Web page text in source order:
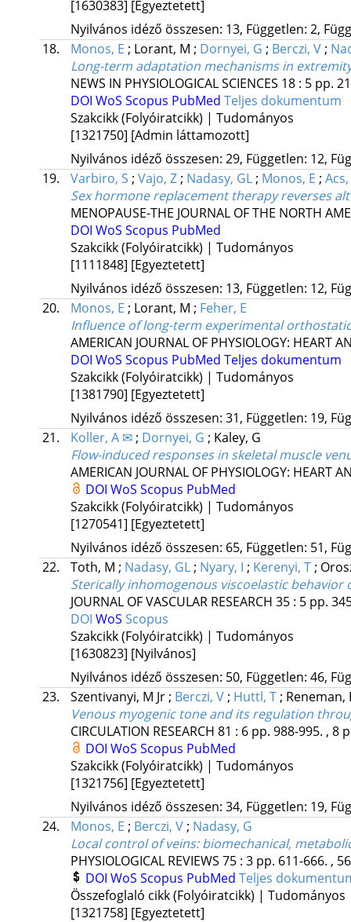
[1630383] [Egyeztetett]
Nyilvános idéző összesen: 13, Független: 2,
18.
Monos, E ; Lorant, M ; Dornyei, G ; Berczi, V ;
Long-term adaptation mechanisms in
NEWS IN PHYSIOLOGICAL SCIENCES 18: 5 pp.
DOI WoS Scopus PubMed Teljes dokumentum
Szakcikk (Folyóiratcikk) | Tudományos
[1321750] [Admin láttamozott]
Nyilvános idéző összesen: 29, Független: 12,
19.
Varbiro, S ; Vajo, Z ; Nadasy, GL ; Monos, E ;
Sex hormone replacement therapy reverses
MENOPAUSE-THE JOURNAL OF THE NORTH
DOI WoS Scopus PubMed
Szakcikk (Folyóiratcikk) | Tudományos
[1111848] [Egyeztetett]
Nyilvános idéző összesen: 13, Független: 12,
20.
Monos, E ; Lorant, M ; Feher, E
Influence of long-term experimental
AMERICAN JOURNAL OF PHYSIOLOGY: HEART
DOI WoS Scopus PubMed Teljes dokumentum
Szakcikk (Folyóiratcikk) | Tudományos
[1381790] [Egyeztetett]
Nyilvános idéző összesen: 31, Független: 19,
21.
Koller, A ✉ ; Dornyei, G ; Kaley, G
Flow-induced responses in skeletal muscle
AMERICAN JOURNAL OF PHYSIOLOGY: HEART
DOI WoS Scopus PubMed
Szakcikk (Folyóiratcikk) | Tudományos
[1270541] [Egyeztetett]
Nyilvános idéző összesen: 65, Független: 51,
22.
Toth, M ; Nadasy, GL ; Nyary, I ; Kerenyi, T ;
Sterically inhomogenous viscoelastic
JOURNAL OF VASCULAR RESEARCH 35: 5 pp.
DOI WoS Scopus
Szakcikk (Folyóiratcikk) | Tudományos
[1630823] [Nyilvános]
Nyilvános idéző összesen: 50, Független: 46,
23.
Szentivanyi, M Jr ; Berczi, V ; Huttl, T ; Reneman,
Venous myogenic tone and its regulation
CIRCULATION RESEARCH 81 : 6 pp. 988-995. , 8
DOI WoS Scopus PubMed
Szakcikk (Folyóiratcikk) | Tudományos
[1321756] [Egyeztetett]
Nyilvános idéző összesen: 34, Független: 19,
24.
Monos, E ; Berczi, V ; Nadasy, G
Local control of veins: biomechanical,
PHYSIOLOGICAL REVIEWS 75: 3 pp. 611-666. ,
DOI WoS Scopus PubMed Teljes
Összefoglaló cikk (Folyóiratcikk) | Tudományos
[1321758] [Egyeztetett]